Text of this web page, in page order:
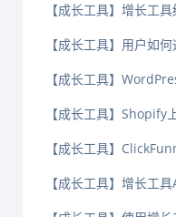
【成长工具】增长工
【成长工具】用户如
【成长工具】
【成长工具】
【成长工具】
【成长工具】增长工